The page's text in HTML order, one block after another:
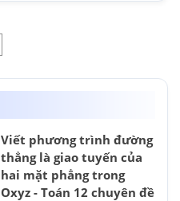
Viết phương trình đường
thẳng là giao tuyến của
hai mặt phẳng trong
Oxyz - Toán 12 chuyên đề